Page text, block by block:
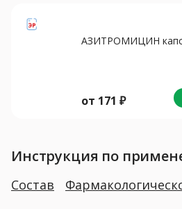
АЗИТРОМИЦИН
от 171 ₽
Инструкция по
Состав